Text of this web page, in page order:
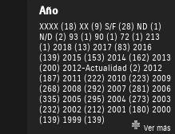
Año
XXXX (18) XX (9) S/F (28) ND (1)
N/D (2) 93 (1) 90 (1) 72 (1) 213
(1) 2018 (13) 2017 (83) 2016
(139) 2015 (153) 2014 (162) 2013
(200) 2012-Actualidad (2) 2012
(187) 2011 (222) 2010 (223) 2009
(268) 2008 (292) 2007 (281) 2006
(335) 2005 (295) 2004 (273) 2003
(232) 2002 (212) 2001 (180) 2000
(139) 1999 (139)
Ver más